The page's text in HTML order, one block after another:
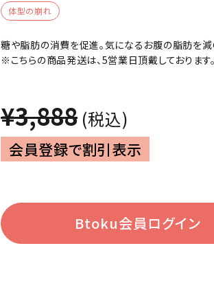
体型の崩れ
糖や脂肪の消費を促進。気になるお腹の脂肪を減
※こちらの商品発送は、5営業日頂戴しております。
¥3,888 (税込)
会員登録で割引表示
Btoku会員ログイン